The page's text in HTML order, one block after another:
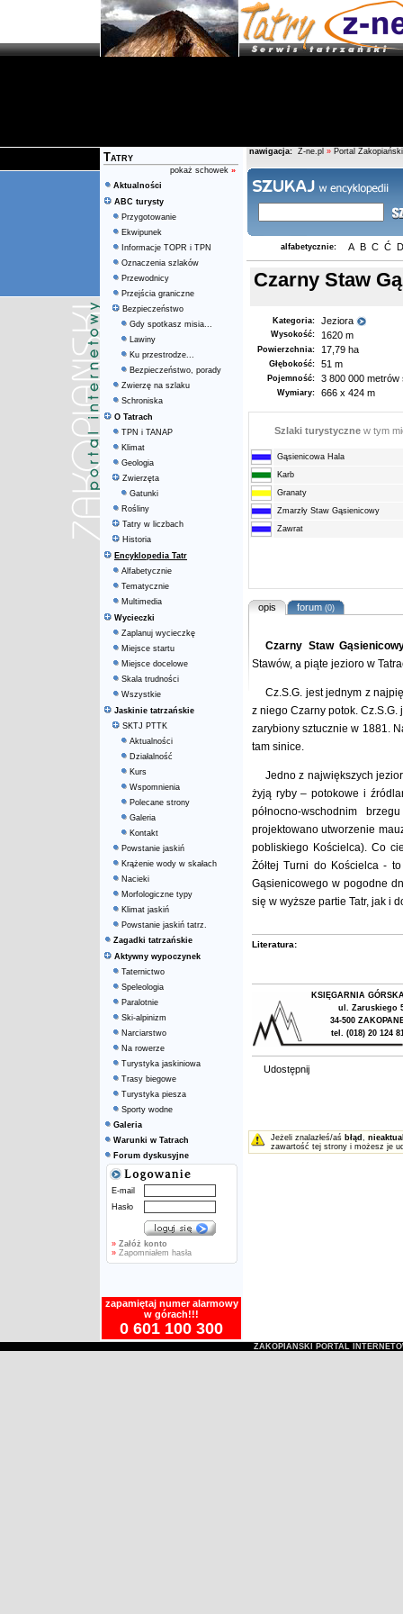
Tatry
pokaż schowek »
Aktualności
ABC turysty
Przygotowanie
Ekwipunek
Informacje TOPR i TPN
Oznaczenia szlaków
Przewodnicy
Przejścia graniczne
Bezpieczeństwo
Gdy spotkasz misia...
Lawiny
Ku przestrodze...
Bezpieczeństwo, porady
Zwierzę na szlaku
Schroniska
O Tatrach
TPN i TANAP
Klimat
Geologia
Zwierzęta
Gatunki
Rośliny
Tatry w liczbach
Historia
Encyklopedia Tatr
Alfabetycznie
Tematycznie
Multimedia
Wycieczki
Zaplanuj wycieczkę
Miejsce startu
Miejsce docelowe
Skala trudności
Wszystkie
Jaskinie tatrzańskie
SKTJ PTTK
Aktualności
Działalność
Kurs
Wspomnienia
Polecane strony
Galeria
Kontakt
Powstanie jaskiń
Krążenie wody w skałach
Nacieki
Morfologiczne typy
Klimat jaskiń
Powstanie jaskiń tatrz.
Zagadki tatrzańskie
Aktywny wypoczynek
Taternictwo
Speleologia
Paralotnie
Ski-alpinizm
Narciarstwo
Na rowerze
Turystyka jaskiniowa
Trasy biegowe
Turystyka piesza
Sporty wodne
Galeria
Warunki w Tatrach
Forum dyskusyjne
E-mail
Hasło
» Załóż konto
»Zapomniałem hasła
zapamiętaj numer alarmowy
w górach!!!
0 601 100 300
nawigacja: Z-ne.pl » Portal Zakopiański
alfabetycznie: A B C Ć D
Czarny Staw
Kategoria: Jeziora
Wysokość: 1620 m
Powierzchnia: 17,79 ha
Głębokość: 51 m
Pojemność: 3 800 000
Wymiary: 666 x 424 m
Szlaki turystyczne w tym
Gąsienicowa Hala
Karb
Granaty
Zmarzły Staw Gąsienicowy
Zawrat
opis forum(0)
Czarny Staw
Stawów, a piąte jezioro w
Cz.S.G. jest jednym z
z niego Czarny potok. Cz.S.G.
zarybiony sztucznie w 1881.
tam sinice.
Jedno z największych
żyją ryby – potokowe i
północno-wschodnim
projektowano utworzenie
pobliskiego Kościelca). Co
Żółtej Turni do Kościelca -
Gąsienicowego w pogodne
się w wyższe partie Tatr, jak i
Literatura:
KSIĘGARNIA
ul. Zaruskiego
34-500
tel. (018) 20 124
Udostępnij
Jeżeli znalazłeś/aś błąd ,
zawartość tej strony i możesz je
ZAKOPIAŃSKI PORTAL